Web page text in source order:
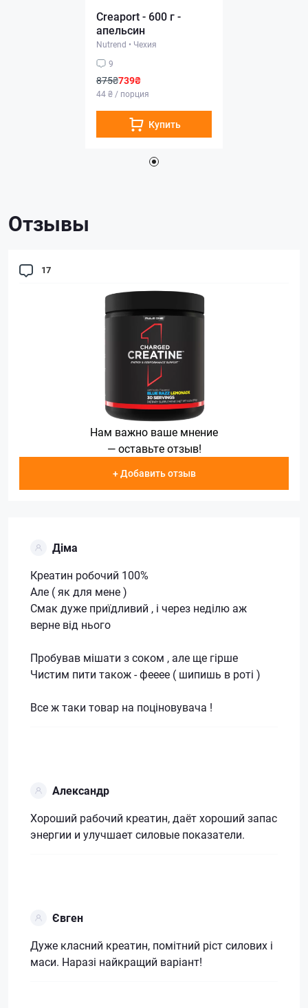
Creaport - 600 г -
апельсин
Nutrend • Чехия
9
875₴739₴
44 ₴ / порция
Купить
Отзывы
17
Нам важно ваше мнение
— оставьте отзыв!
+ Добавить отзыв
Діма
Креатин робочий 100%
Але ( як для мене )
Смак дуже приїдливий , і через неділю аж
верне від нього
Пробував мішати з соком , але ще гірше
Чистим пити також - фееее ( шипишь в роті )
Все ж таки товар на поціновувача !
Александр
Хороший рабочий креатин, даёт хороший запас
энергии и улучшает силовые показатели.
Євген
Дуже класний креатин, помітний ріст силових і
маси. Наразі найкращий варіант!